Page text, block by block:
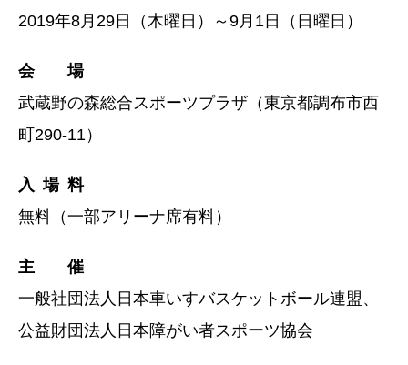
2019年8月29日（木曜日）～9月1日（日曜日）
会 場
武蔵野の森総合スポーツプラザ（東京都調布市西
町290-11）
入 場 料
無料（一部アリーナ席有料）
主 催
一般社団法人日本車いすバスケットボール連盟、
公益財団法人日本障がい者スポーツ協会